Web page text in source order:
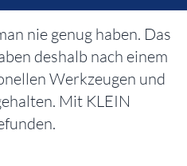
nie genug haben. Das
deshalb nach einem
Werkzeugen und
Mit KLEIN